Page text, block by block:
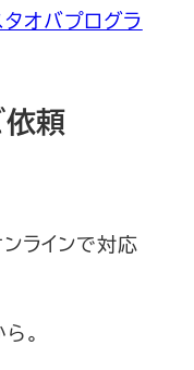
オバプログラ
頼
ラインで対応
。